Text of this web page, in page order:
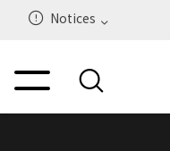
Notices